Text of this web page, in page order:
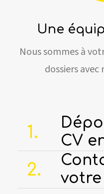
Une
Nous sommes à
dossiers
1.
CV
2.